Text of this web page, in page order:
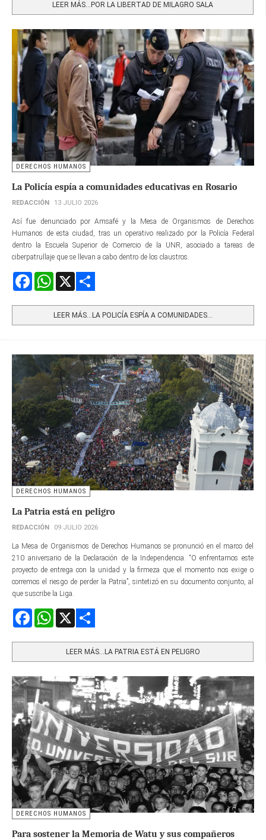
LEER MÁS…POR LA LIBERTAD DE MILAGRO SALA
DERECHOS HUMANOS
La Policía espía a comunidades educativas en Rosario
REDACCIÓN 13 JULIO 2026
Así fue denunciado por Amsafé y la Mesa de Organismos de Derechos
Humanos de esta ciudad, tras un operativo realizado por la Policía Federal
dentro la Escuela Superior de Comercio de la UNR, asociado a tareas de
ciberpatrullaje que se llevan a cabo dentro de los claustros.
FacebookWhatsApp
LEER MÁS…LA POLICÍA ESPÍA A COMUNIDADES...
DERECHOS HUMANOS
La Patria está en peligro
REDACCIÓN 09 JULIO 2026
La Mesa de Organismos de Derechos Humanos se pronunció en el marco del
210 aniversario de la Declaración de la Independencia. “O enfrentamos este
proyecto de entrega con la unidad y la firmeza que el momento nos exige o
corremos el riesgo de perder la Patria”, sintetizó en su documento conjunto, al
que suscribe la Liga.
FacebookWhatsApp
LEER MÁS…LA PATRIA ESTÁ EN PELIGRO
DERECHOS HUMANOS
Para sostener la Memoria de Watu y sus compañeros